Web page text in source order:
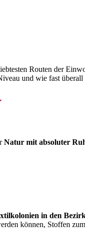
Routen der
und wie fast
Natur mit absoluter
in den
können, Stoffen